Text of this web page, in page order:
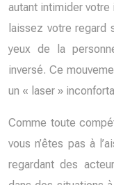
autant intimider votre
laissez votre regard
yeux de la
inversé. Ce
un « laser »
Comme toute
vous n’êtes pas à
regardant des